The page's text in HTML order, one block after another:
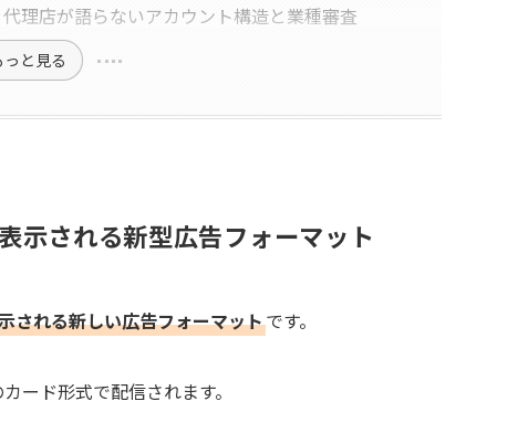
理店が語らないアカウント構造と業種審査
っと見る
示される新型広告フォーマット
される新しい広告フォーマットです。
ード形式で配信されます。